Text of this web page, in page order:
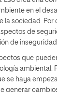
en el
la sociedad. Por
de
de
que
ambiental.
se haya
generar